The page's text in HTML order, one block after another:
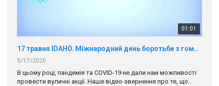
01:01
17 травня IDAHO. Міжнародний день боротьби з гомофобією трансфобією і біфобія.
5/17/2020
В цьому році, пандемія та COVІD-19 не дали нам можливості
провести вуличні акції. Наше відео-звернення про те, що